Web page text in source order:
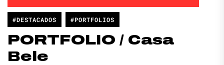
#DESTACADOS #PORTFOLIOS
PORTFOLIO / Casa
Bele